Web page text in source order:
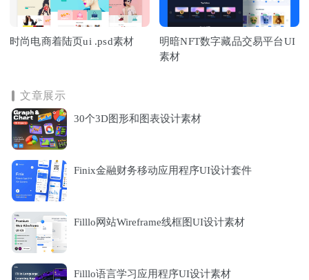
时尚电商着陆页ui .psd素材
明暗NFT数字藏品交易平台UI
素材
文章展示
30个3D图形和图表设计素材
Finix金融财务移动应用程序UI设计套件
Filllo网站Wireframe线框图UI设计素材
Filllo语言学习应用程序UI设计素材